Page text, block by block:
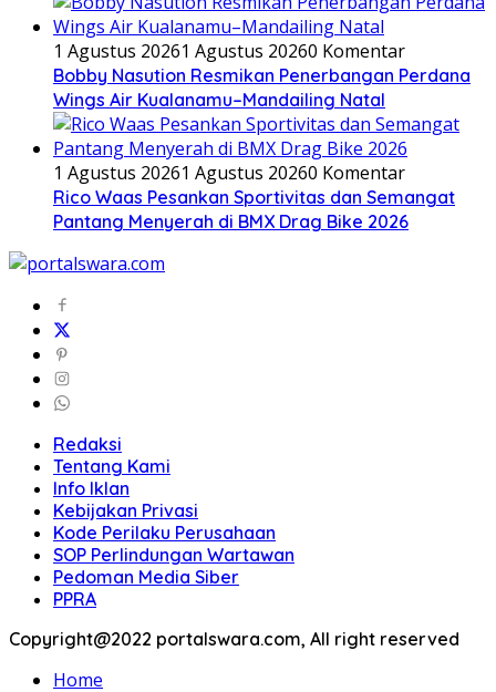
1 Agustus 20261 Agustus 20260 Komentar
Bobby Nasution Resmikan Penerbangan Perdana
Wings Air Kualanamu–Mandailing Natal
1 Agustus 20261 Agustus 20260 Komentar
Rico Waas Pesankan Sportivitas dan Semangat
Pantang Menyerah di BMX Drag Bike 2026
Redaksi
Tentang Kami
Info Iklan
Kebijakan Privasi
Kode Perilaku Perusahaan
SOP Perlindungan Wartawan
Pedoman Media Siber
PPRA
Copyright@2022 portalswara.com, All right reserved
Home